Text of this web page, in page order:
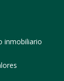
inmobiliario